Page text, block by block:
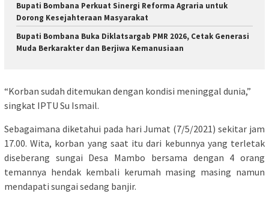
Bupati Bombana Perkuat Sinergi Reforma Agraria untuk
Dorong Kesejahteraan Masyarakat
Bupati Bombana Buka Diklatsargab PMR 2026, Cetak Generasi
Muda Berkarakter dan Berjiwa Kemanusiaan
“Korban sudah ditemukan dengan kondisi meninggal dunia,”
singkat IPTU Su Ismail.
Sebagaimana diketahui pada hari Jumat (7/5/2021) sekitar jam
17.00. Wita, korban yang saat itu dari kebunnya yang terletak
diseberang sungai Desa Mambo bersama dengan 4 orang
temannya hendak kembali kerumah masing masing namun
mendapati sungai sedang banjir.